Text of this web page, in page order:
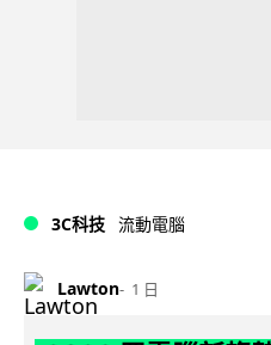
3C科技 流動電腦
Lawton 1 日